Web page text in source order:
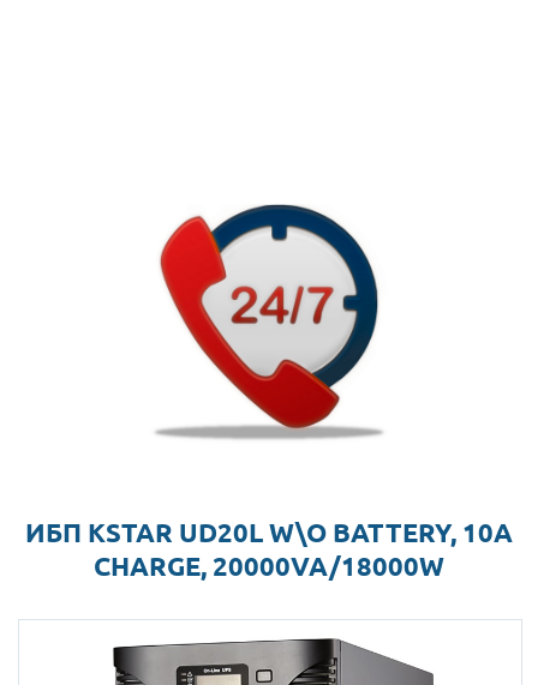
ИБП KSTAR UD20L W\O BATTERY, 10A
CHARGE, 20000VA/18000W